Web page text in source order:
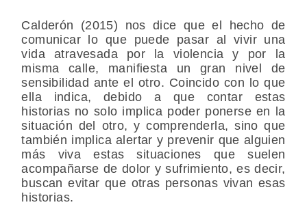
Calderón (2015) nos dice que el hecho de
comunicar lo que puede pasar al vivir una
vida atravesada por la violencia y por la
misma calle, manifiesta un gran nivel de
sensibilidad ante el otro. Coincido con lo que
ella indica, debido a que contar estas
historias no solo implica poder ponerse en la
situación del otro, y comprenderla, sino que
también implica alertar y prevenir que alguien
más viva estas situaciones que suelen
acompañarse de dolor y sufrimiento, es decir,
buscan evitar que otras personas vivan esas
historias.